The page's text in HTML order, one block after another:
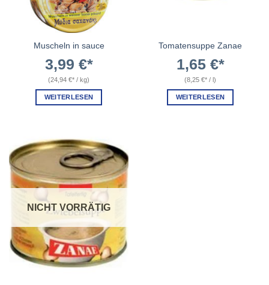
Muscheln in sauce
3,99 €
(24,94 € / kg)
WEITERLESEN
Tomatensuppe Zanae
1,65 €
(8,25 € / l)
WEITERLESEN
NICHT VORRÄTIG